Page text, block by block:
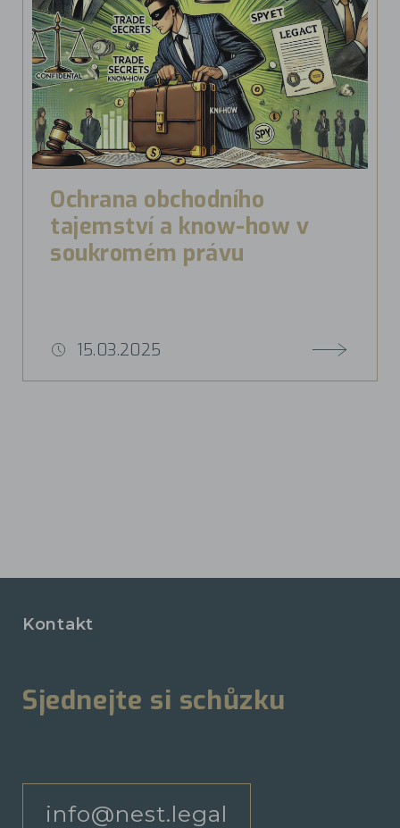
Ochrana obchodního
tajemství a know-how v
soukromém právu
15.03.2025
Kontakt
Sjednejte si schůzku
info@nest.legal